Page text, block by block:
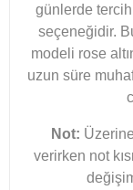
günlerde
seçeneğidir.
modeli rose
uzun süre
Not:
verirken not